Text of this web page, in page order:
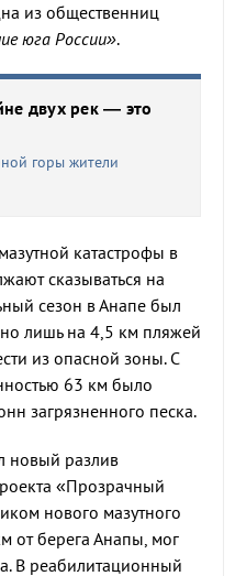
из общественниц
юга России».
двух рек — это
горы жители
катастрофы в
сказываться на
сезон в Анапе был
лишь на 4,5 км пляжей
из опасной зоны. С
63 км было
загрязненного песка.
новый разлив
«Прозрачный
нового мазутного
от берега Анапы, мог
В реабилитационный